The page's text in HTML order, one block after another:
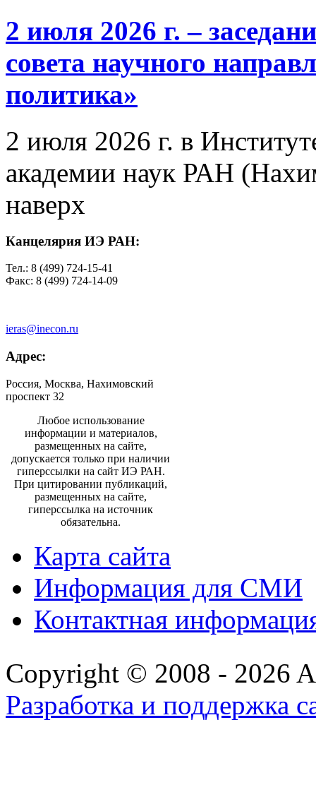
2 июля 2026 г. –
совета научного
политика»
2 июля 2026 г. в
академии наук РАН
наверх
Канцелярия ИЭ РАН:
Тел.: 8 (499) 724-15-41
Факс: 8 (499) 724-14-09
ieras@inecon.ru
Адрес:
Россия, Москва, Нахимовский
проспект 32
Любое использование
информации и материалов,
размещенных на сайте,
допускается только при наличии
гиперссылки на сайт ИЭ РАН.
При цитировании публикаций,
размещенных на сайте,
гиперссылка на источник
обязательна.
Карта сайта
Информация для СМИ
Контактная
Copyright © 2008 - 2026
Разработка и поддержка